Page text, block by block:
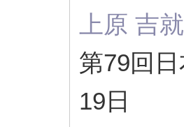
上原 吉
第79回
19日